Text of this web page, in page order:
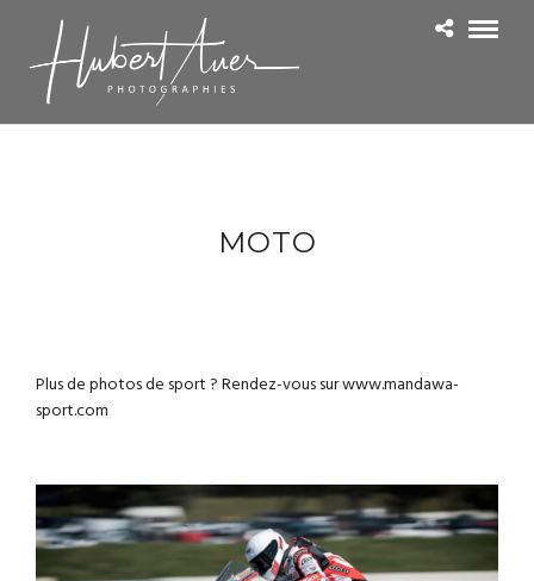
MOTO
Plus de photos de sport ? Rendez-vous surwww.mandawa-
sport.com